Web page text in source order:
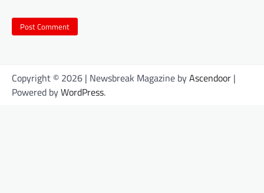
Copyright © 2026 | Newsbreak Magazine byAscendoor |
Powered byWordPress.